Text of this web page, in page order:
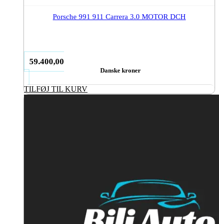
Porsche 991 911 Carrera 3.0 MOTOR DCH
59.400,00
Danske kroner
TILFØJ TIL KURV